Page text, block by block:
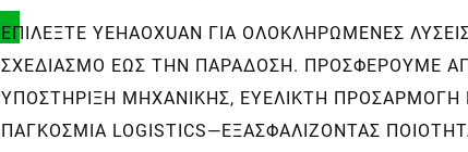
ΕΠΙΛΈΞΤΕ YEHAOXUAN ΓΙΑ ΟΛΟΚΛΗΡΩΜΈΝΕΣ
ΣΧΕΔΙΑΣΜΌ ΈΩΣ ΤΗΝ ΠΑΡΆΔΟΣΗ. ΠΡΟΣΦΈΡΟΥΜΕ
ΥΠΟΣΤΉΡΙΞΗ ΜΗΧΑΝΙΚΉΣ, ΕΥΈΛΙΚΤΗ ΠΡΟΣΑΡΜΟΓΉ
ΠΑΓΚΌΣΜΙΑ LOGISTICS—ΕΞΑΣΦΑΛΊΖΟΝΤΑΣ